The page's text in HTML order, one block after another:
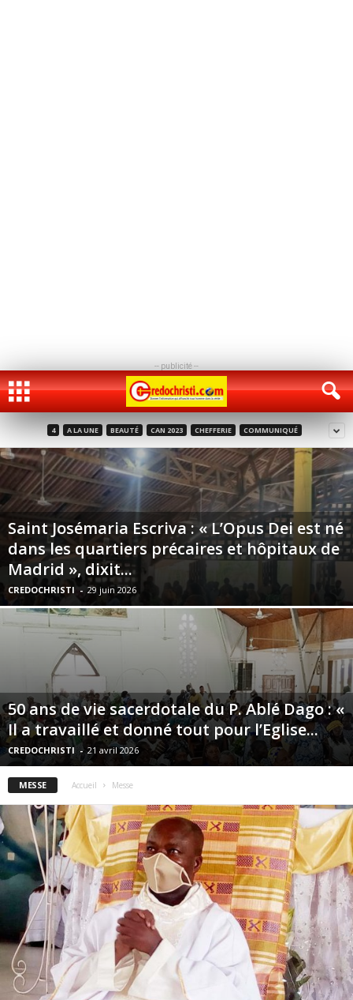
-- publicité --
4 A LA UNE BEAUTÉ CAN 2023 CHEFFERIE COMMUNIQUÉ
Saint Josémaria Escriva : « L’Opus Dei est né
dans les quartiers précaires et hôpitaux de
Madrid », dixit...
CREDOCHRISTI - 29 juin 2026
50 ans de vie sacerdotale du P. Ablé Dago : «
Il a travaillé et donné tout pour l’Eglise...
CREDOCHRISTI - 21 avril 2026
MESSE Accueil Messe